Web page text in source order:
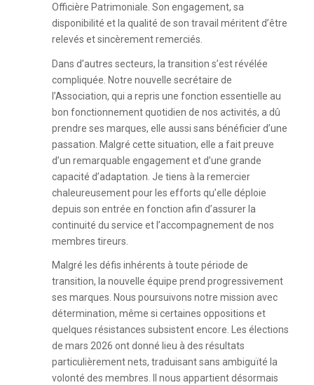
Officière Patrimoniale. Son engagement, sa
disponibilité et la qualité de son travail méritent d’être
relevés et sincèrement remerciés.
Dans d’autres secteurs, la transition s’est révélée
compliquée. Notre nouvelle secrétaire de
l’Association, qui a repris une fonction essentielle au
bon fonctionnement quotidien de nos activités, a dû
prendre ses marques, elle aussi sans bénéficier d’une
passation. Malgré cette situation, elle a fait preuve
d’un remarquable engagement et d’une grande
capacité d’adaptation. Je tiens à la remercier
chaleureusement pour les efforts qu’elle déploie
depuis son entrée en fonction afin d’assurer la
continuité du service et l’accompagnement de nos
membres tireurs.
Malgré les défis inhérents à toute période de
transition, la nouvelle équipe prend progressivement
ses marques. Nous poursuivons notre mission avec
détermination, même si certaines oppositions et
quelques résistances subsistent encore. Les élections
de mars 2026 ont donné lieu à des résultats
particulièrement nets, traduisant sans ambiguïté la
volonté des membres. Il nous appartient désormais